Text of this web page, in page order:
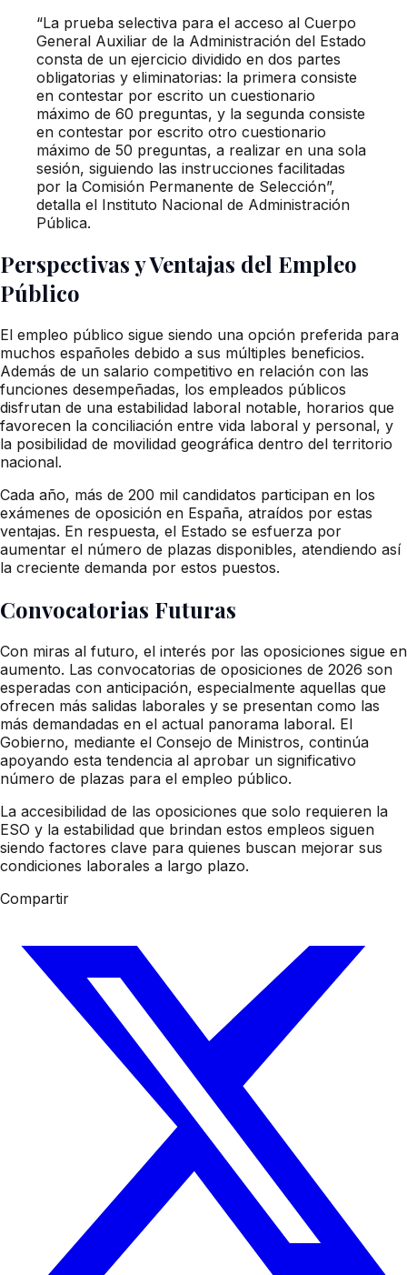
“La prueba selectiva para el acceso al Cuerpo
General Auxiliar de la Administración del Estado
consta de un ejercicio dividido en dos partes
obligatorias y eliminatorias: la primera consiste
en contestar por escrito un cuestionario
máximo de 60 preguntas, y la segunda consiste
en contestar por escrito otro cuestionario
máximo de 50 preguntas, a realizar en una sola
sesión, siguiendo las instrucciones facilitadas
por la Comisión Permanente de Selección”,
detalla el Instituto Nacional de Administración
Pública.
Perspectivas y Ventajas del Empleo
Público
El empleo público sigue siendo una opción preferida para
muchos españoles debido a sus múltiples beneficios.
Además de un salario competitivo en relación con las
funciones desempeñadas, los empleados públicos
disfrutan de una estabilidad laboral notable, horarios que
favorecen la conciliación entre vida laboral y personal, y
la posibilidad de movilidad geográfica dentro del territorio
nacional.
Cada año, más de 200 mil candidatos participan en los
exámenes de oposición en España, atraídos por estas
ventajas. En respuesta, el Estado se esfuerza por
aumentar el número de plazas disponibles, atendiendo así
la creciente demanda por estos puestos.
Convocatorias Futuras
Con miras al futuro, el interés por las oposiciones sigue en
aumento. Las convocatorias de oposiciones de 2026 son
esperadas con anticipación, especialmente aquellas que
ofrecen más salidas laborales y se presentan como las
más demandadas en el actual panorama laboral. El
Gobierno, mediante el Consejo de Ministros, continúa
apoyando esta tendencia al aprobar un significativo
número de plazas para el empleo público.
La accesibilidad de las oposiciones que solo requieren la
ESO y la estabilidad que brindan estos empleos siguen
siendo factores clave para quienes buscan mejorar sus
condiciones laborales a largo plazo.
Compartir